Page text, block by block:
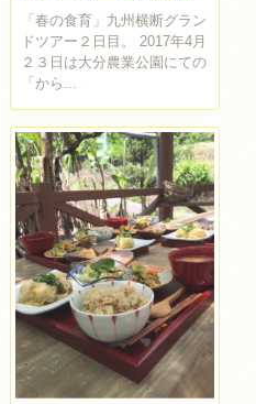
「春の食育」九州横断グラン
ドツアー２日目。 2017年4月
２３日は大分農業公園にての
「から...